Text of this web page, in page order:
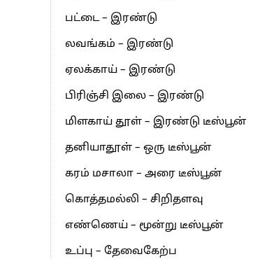
பட்டை – இரண்டு
லவங்கம் – இரண்டு
ஏலக்காய் – இரண்டு
பிரிஞ்சி இலை – இரண்டு
மிளகாய் தூள் – இரண்டு டீஸ்பூன்
தனியாதூள் – ஒரு டீஸ்பூன்
கரம் மசாலா – அரை டீஸ்பூன்
கொத்தமல்லி – சிறிதளவு
எண்ணெய் – மூன்று டீஸ்பூன்
உப்பு – தேவைகேற்ப